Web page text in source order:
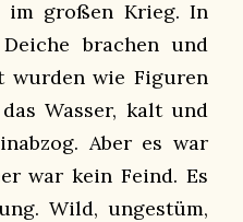
im großen Krieg. In
brachen und
wurden wie Figuren
Wasser, kalt und
Aber es war
war kein Feind. Es
Wild, ungestüm,